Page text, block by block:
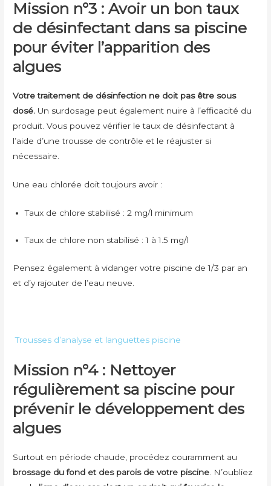
Mission n°3 : Avoir un bon taux
de désinfectant dans sa piscine
pour éviter l’apparition des
algues
Votre traitement de désinfection ne doit pas être sous
dosé. Un surdosage peut également nuire à l’efficacité du
produit. Vous pouvez vérifier le taux de désinfectant à
l’aide d’une trousse de contrôle et le réajuster si
nécessaire.
Une eau chlorée doit toujours avoir :
Taux de chlore stabilisé : 2 mg/l minimum
Taux de chlore non stabilisé : 1 à 1.5 mg/l
Pensez également à vidanger votre piscine de 1/3 par an
et d’y rajouter de l’eau neuve.
Trousses d’analyse et languettes piscine
Mission n°4 : Nettoyer
régulièrement sa piscine pour
prévenir le développement des
algues
Surtout en période chaude, procédez couramment au
brossage du fond et des parois de votre piscine. N’oubliez